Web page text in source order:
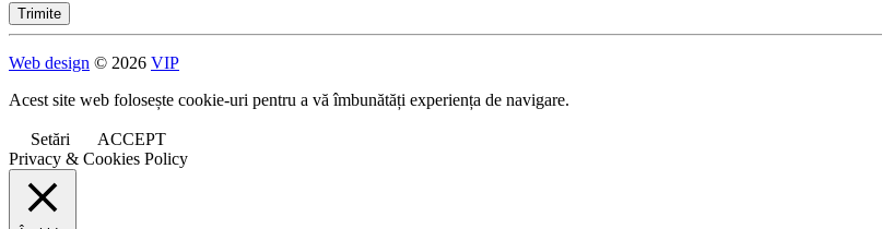
Web design © 2026 VIP
Acest site web folosește cookie-uri pentru a vă îmbunătăți experiența de navigare.
Setări
ACCEPT
Privacy & Cookies Policy